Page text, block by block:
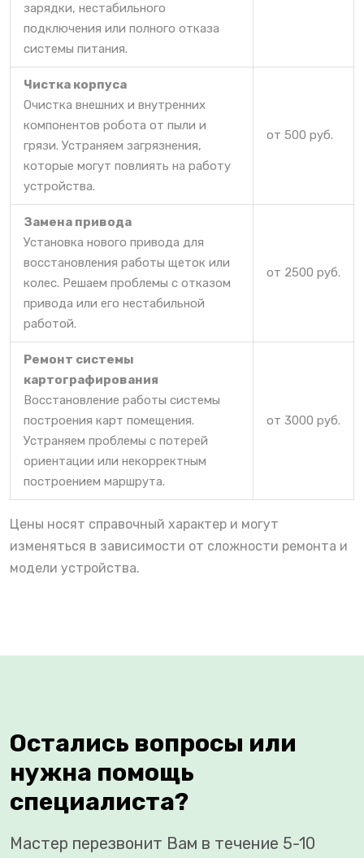
зарядки, нестабильного
подключения или полного отказа
системы питания.
Чистка корпуса
Очистка внешних и внутренних
компонентов робота от пыли и
грязи. Устраняем загрязнения,
которые могут повлиять на работу
устройства.
от 500 руб.
Замена привода
Установка нового привода для
восстановления работы щеток или
колес. Решаем проблемы с отказом
привода или его нестабильной
работой.
от 2500 руб.
Ремонт системы
картографирования
Восстановление работы системы
построения карт помещения.
Устраняем проблемы с потерей
ориентации или некорректным
построением маршрута.
от 3000 руб.
Цены носят справочный характер и могут
изменяться в зависимости от сложности ремонта и
модели устройства.
Остались вопросы или
нужна помощь
специалиста?
Мастер перезвонит Вам в течение 5-10